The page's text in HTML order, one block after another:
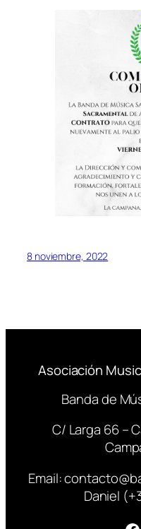
8 noviembre, 2022
Asociación
Banda de
C/ Larga 66 –
Email:
Daniel